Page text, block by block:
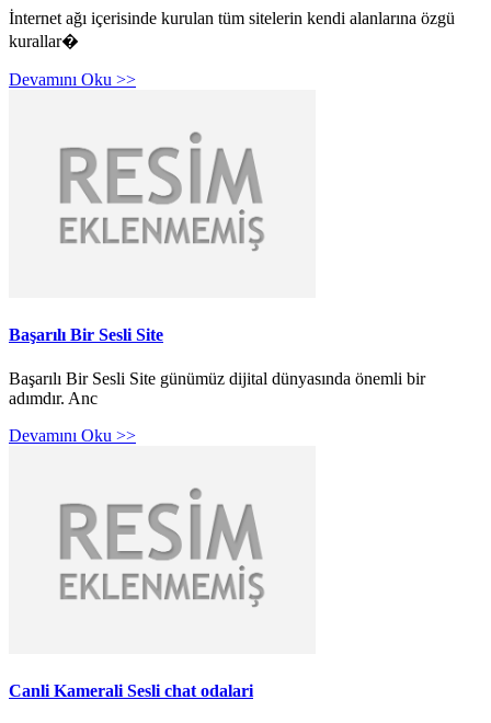
İnternet ağı içerisinde kurulan tüm sitelerin kendi alanlarına özgü
kurallar�
Devamını Oku >>
Başarılı Bir Sesli Site
Başarılı Bir Sesli Site günümüz dijital dünyasında önemli bir
adımdır. Anc
Devamını Oku >>
Canli Kamerali Sesli chat odalari